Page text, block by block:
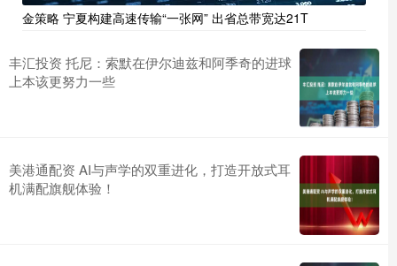
金策略 宁夏构建高速传输“一张网” 出省总带宽达21T
丰汇投资 托尼：索默在伊尔迪兹和阿季奇的进球
上本该更努力一些
美港通配资 AI与声学的双重进化，打造开放式耳
机满配旗舰体验！